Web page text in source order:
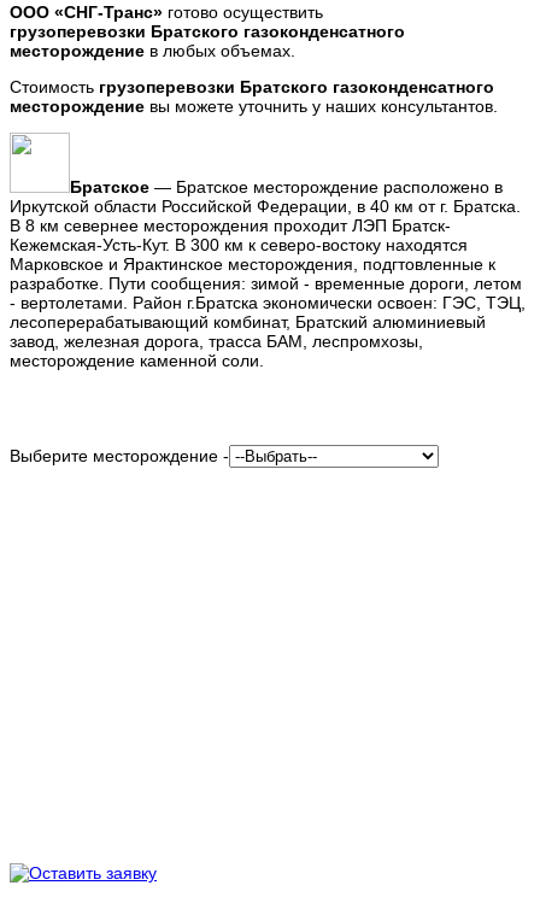
ООО «СНГ-Транс» готово осуществить
грузоперевозки Братского газоконденсатного
месторождение в любых объемах.
Стоимость грузоперевозки Братского газоконденсатного
месторождение вы можете уточнить у наших консультантов.
Братское — Братское месторождение расположено в
Иркутской области Российской Федерации, в 40 км от г. Братска.
В 8 км севернее месторождения проходит ЛЭП Братск-
Кежемская-Усть-Кут. В 300 км к северо-востоку находятся
Марковское и Ярактинское месторождения, подгтовленные к
разработке. Пути сообщения: зимой - временные дороги, летом
- вертолетами. Район г.Братска экономически освоен: ГЭС, ТЭЦ,
лесоперерабатывающий комбинат, Братский алюминиевый
завод, железная дорога, трасса БАМ, леспромхозы,
месторождение каменной соли.
Выберите месторождение -